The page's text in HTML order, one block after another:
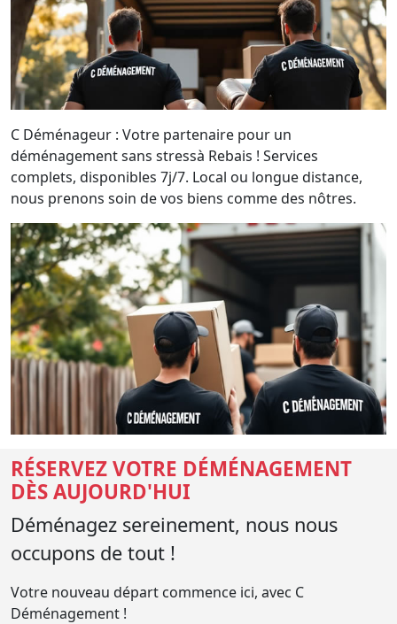
C Déménageur : Votre partenaire pour un
déménagement sans stressà Rebais ! Services
complets, disponibles 7j/7. Local ou longue distance,
nous prenons soin de vos biens comme des nôtres.
RÉSERVEZ VOTRE DÉMÉNAGEMENT
DÈS AUJOURD'HUI
Déménagez sereinement, nous nous
occupons de tout !
Votre nouveau départ commence ici, avec C
Déménagement !